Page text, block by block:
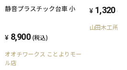
静音プラスチック台車 小
8,900 (税込)
オオチワークス ことよりモー
ル店
1,320 (税
山田木工所